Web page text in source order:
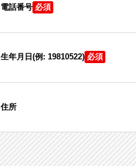
電話番号
生年月日(例: 19810522)
住所